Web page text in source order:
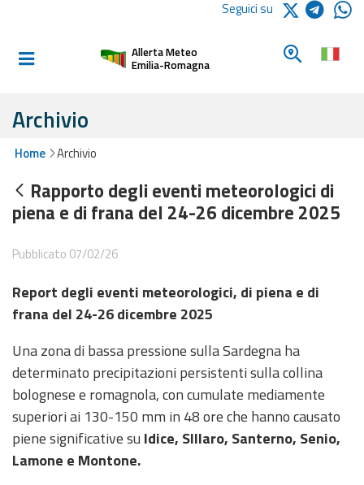
Informati e
Allerte E
Allerte e
Bollettini
Bollettini
Valanghe
Monitoraggio
eventi
Previsioni e dati
Previsioni meteo e
Seguici su
Allerta Meteo
Emilia-Romagna
Cerca un
Archivio
Home Archivio
Rapporto degli eventi meteorologici di
piena e di frana del 24-26 dicembre 2025
Pubblicato 07/02/26
Report degli eventi meteorologici, di piena e di
frana del 24-26 dicembre 2025
Una zona di bassa pressione sulla Sardegna ha
determinato precipitazioni persistenti sulla collina
bolognese e romagnola, con cumulate mediamente
superiori ai 130-150 mm in 48 ore che hanno causato
piene significative su Idice, SIllaro, Santerno, Senio,
Lamone e Montone.